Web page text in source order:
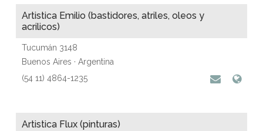
Artistica Emilio (bastidores, atriles, oleos y
acrilicos)
Tucumán 3148
Buenos Aires · Argentina
(54 11) 4864-1235
Artistica Flux (pinturas)